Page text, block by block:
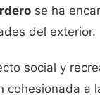
se ha
del exterior.
social y
cohesionada a